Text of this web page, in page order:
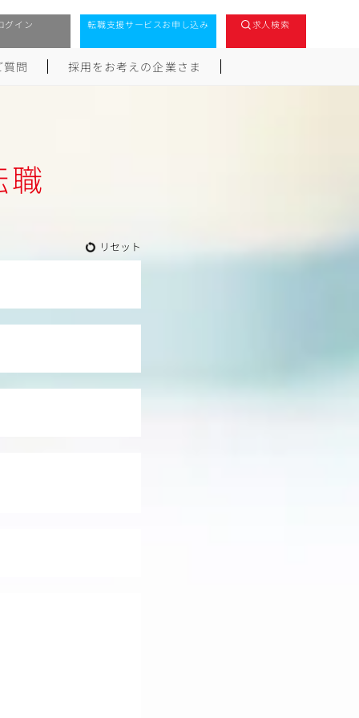
グイン 転職支援サービスお申し込み 求人検索
質問 採用をお考えの企業さま
リセット